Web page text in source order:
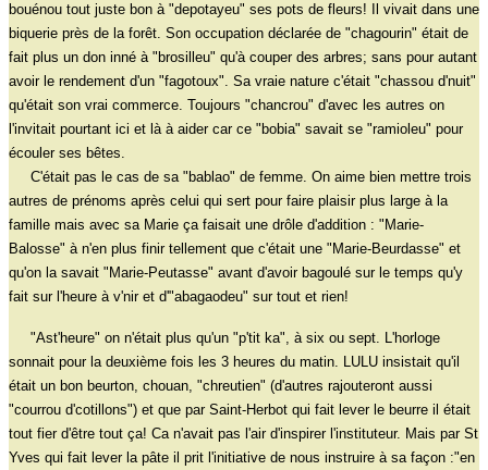
bouénou tout juste bon à "depotayeu" ses pots de fleurs! Il vivait dans une
biquerie près de la forêt. Son occupation déclarée de "chagourin" était de
fait plus un don inné à "brosilleu" qu'à couper des arbres; sans pour autant
avoir le rendement d'un "fagotoux". Sa vraie nature c'était "chassou d'nuit"
qu'était son vrai commerce. Toujours "chancrou" d'avec les autres on
l'invitait pourtant ici et là à aider car ce "bobia" savait se "ramioleu" pour
écouler ses bêtes.
C'était pas le cas de sa "bablao" de femme. On aime bien mettre trois
autres de prénoms après celui qui sert pour faire plaisir plus large à la
famille mais avec sa Marie ça faisait une drôle d'addition : "Marie-
Balosse" à n'en plus finir tellement que c'était une "Marie-Beurdasse" et
qu'on la savait "Marie-Peutasse" avant d'avoir bagoulé sur le temps qu'y
fait sur l'heure à v'nir et d'"abagaodeu" sur tout et rien!
"Ast'heure" on n'était plus qu'un "p'tit ka", à six ou sept. L'horloge
sonnait pour la deuxième fois les 3 heures du matin. LULU insistait qu'il
était un bon beurton, chouan, "chreutien" (d'autres rajouteront aussi
"courrou d'cotillons") et que par Saint-Herbot qui fait lever le beurre il était
tout fier d'être tout ça! Ca n'avait pas l'air d'inspirer l'instituteur. Mais par St
Yves qui fait lever la pâte il prit l'initiative de nous instruire à sa façon :"en